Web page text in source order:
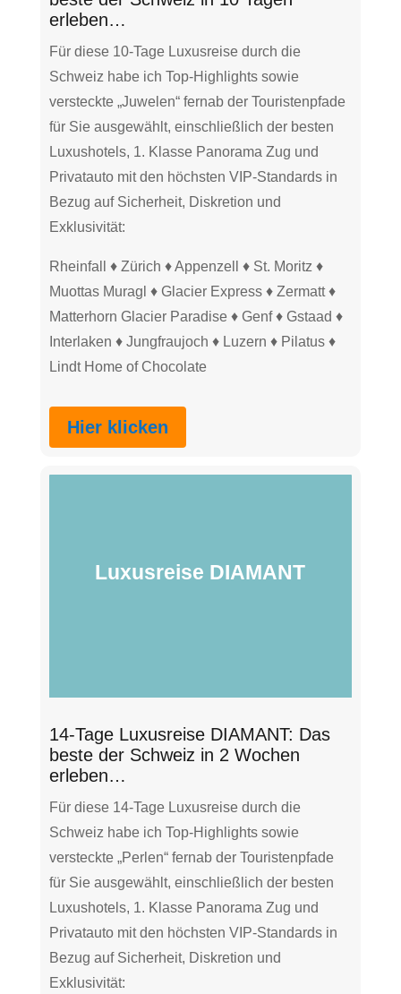
erleben…
Für diese 10-Tage Luxusreise durch die
Schweiz habe ich Top-Highlights sowie
versteckte „Juwelen“ fernab der Touristenpfade
für Sie ausgewählt, einschließlich der besten
Luxushotels, 1. Klasse Panorama Zug und
Privatauto mit den höchsten VIP-Standards in
Bezug auf Sicherheit, Diskretion und
Exklusivität:
Rheinfall ♦ Zürich ♦ Appenzell ♦ St. Moritz ♦
Muottas Muragl ♦ Glacier Express ♦ Zermatt ♦
Matterhorn Glacier Paradise ♦ Genf ♦ Gstaad ♦
Interlaken ♦ Jungfraujoch ♦ Luzern ♦ Pilatus ♦
Lindt Home of Chocolate
Hier klicken
Luxusreise DIAMANT
14-Tage Luxusreise DIAMANT: Das
beste der Schweiz in 2 Wochen
erleben…
Für diese 14-Tage Luxusreise durch die
Schweiz habe ich Top-Highlights sowie
versteckte „Perlen“ fernab der Touristenpfade
für Sie ausgewählt, einschließlich der besten
Luxushotels, 1. Klasse Panorama Zug und
Privatauto mit den höchsten VIP-Standards in
Bezug auf Sicherheit, Diskretion und
Exklusivität: